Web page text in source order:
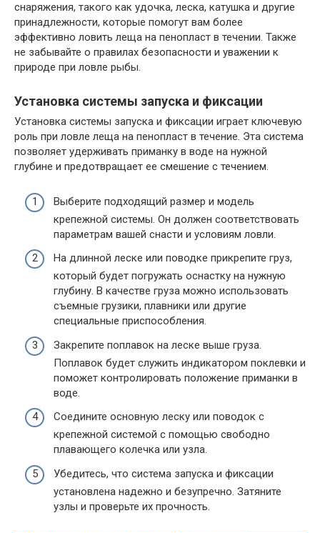
снаряжения, такого как удочка, леска, катушка и другие
принадлежности, которые помогут вам более
эффективно ловить леща на пенопласт в течении. Также
не забывайте о правилах безопасности и уважении к
природе при ловле рыбы.
Установка системы запуска и фиксации
Установка системы запуска и фиксации играет ключевую
роль при ловле леща на пенопласт в течение. Эта система
позволяет удерживать приманку в воде на нужной
глубине и предотвращает ее смешение с течением.
Выберите подходящий размер и модель
крепежной системы. Он должен соответствовать
параметрам вашей снасти и условиям ловли.
На длинной леске или поводке прикрепите груз,
который будет погружать оснастку на нужную
глубину. В качестве груза можно использовать
съемные грузики, плавники или другие
специальные приспособления.
Закрепите поплавок на леске выше груза.
Поплавок будет служить индикатором поклевки и
поможет контролировать положение приманки в
воде.
Соедините основную леску или поводок с
крепежной системой с помощью свободно
плавающего колечка или узла.
Убедитесь, что система запуска и фиксации
установлена надежно и безупречно. Затяните
узлы и проверьте их прочность.